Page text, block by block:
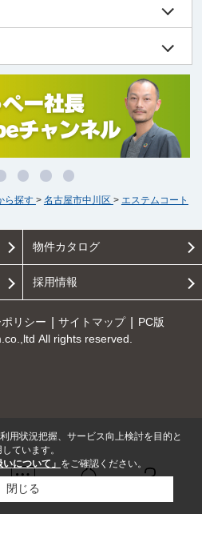
問い合せ
ら探す > 名古屋市中川区 > エステムコート
物件カタログ
採用情報
リシー サイトマップ
PC版
All rights reserved.
用状況把握、サービス向上検討を目的と
ています。
について」 をご確認ください。
閉じる